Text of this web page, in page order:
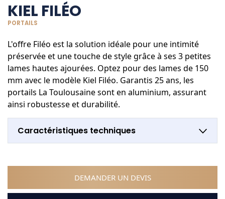
KIEL FILÉO
PORTAILS
L'offre Filéo est la solution idéale pour une intimité
préservée et une touche de style grâce à ses 3 petites
lames hautes ajourées. Optez pour des lames de 150
mm avec le modèle Kiel Filéo. Garantis 25 ans, les
portails La Toulousaine sont en aluminium, assurant
ainsi robustesse et durabilité.
Caractéristiques techniques
DEMANDER UN DEVIS